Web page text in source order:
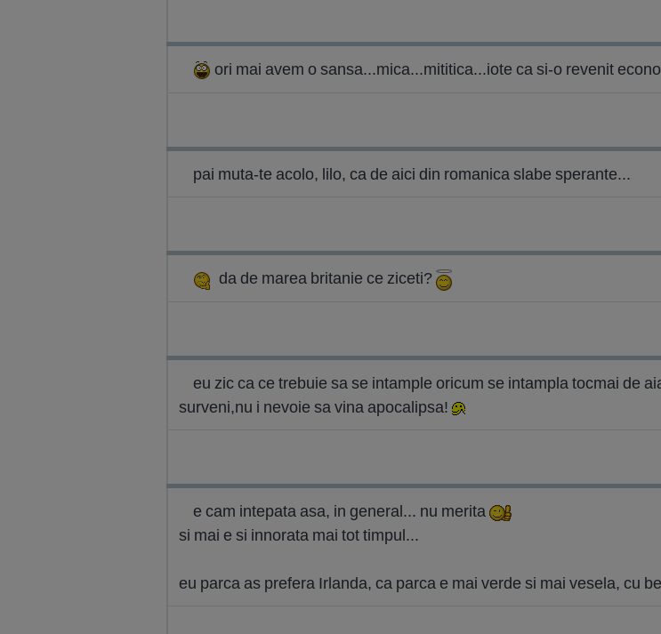
ori mai avem o sansa...mica...mititica...iote ca si-o revenit
pai muta-te acolo, lilo, ca de aici din romanica slabe sperante...
da de marea britanie ce ziceti?
eu zic ca ce trebuie sa se intample oricum se intampla tocmai de
surveni,nu i nevoie sa vina apocalipsa!
e cam intepata asa, in general... nu merita
si mai e si innorata mai tot timpul...
eu parca as prefera Irlanda, ca parca e mai verde si mai vesela, cu